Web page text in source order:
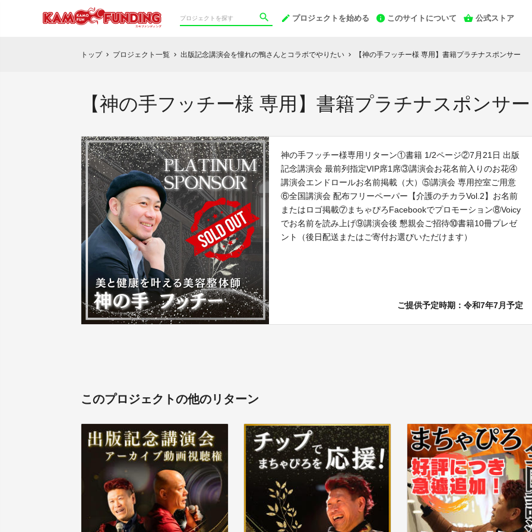
プロジェクトを始める このサイトについて 公式ストア
トップ chevron_right プロジェクト一覧 chevron_right 出版記念講演会を憧れの鴨さんとコラボでやりたい chevron_right 【神の手フッチー様 専用】書籍プラチナスポンサー
【神の手フッチー様 専用】書籍プラチナスポンサー
神の手フッチー様専用リターン①書籍 1/2ページ②7月21日 出版
記念講演会 最前列指定VIP席1席③講演会お花名前入りのお花④
講演会エンドロールお名前掲載（大）⑤講演会 専用控室ご用意
⑥全国講演会 配布フリーペーパー【介護のチカラVol.2】お名前
またはロゴ掲載⑦まちゃぴろFacebookでプロモーション⑧Voicy
でお名前を読み上げ⑨講演会後 懇親会ご招待⑩書籍10冊プレゼ
ント（後日配送またはご寄付お選びいただけます）
ご提供予定時期：令和7年7月予定
このプロジェクトの他のリターン